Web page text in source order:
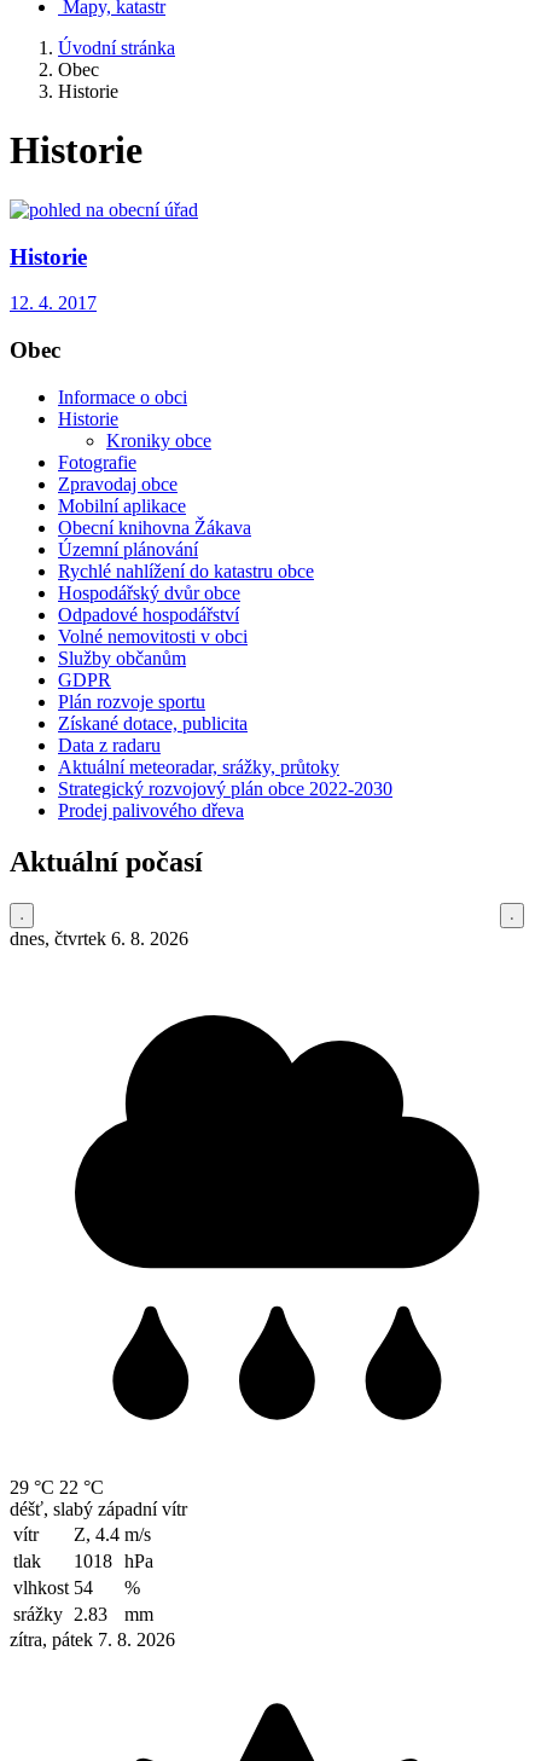
Mapy, katastr
Úvodní stránka
Obec
Historie
Historie
Historie
12. 4. 2017
Obec
Informace o obci
Historie
Kroniky obce
Fotografie
Zpravodaj obce
Mobilní aplikace
Obecní knihovna Žákava
Územní plánování
Rychlé nahlížení do katastru obce
Hospodářský dvůr obce
Odpadové hospodářství
Volné nemovitosti v obci
Služby občanům
GDPR
Plán rozvoje sportu
Získané dotace, publicita
Data z radaru
Aktuální meteoradar, srážky, průtoky
Strategický rozvojový plán obce 2022-2030
Prodej palivového dřeva
Aktuální počasí
dnes, čtvrtek 6. 8. 2026
29 °C 22 °C
déšť, slabý západní vítr
vítr
Z, 4.4 m/s
tlak
1018 hPa
vlhkost 54
%
srážky 2.83
mm
zítra, pátek 7. 8. 2026